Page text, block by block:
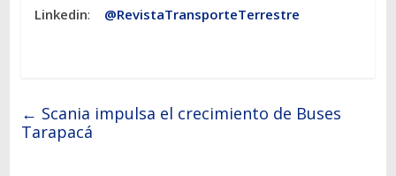
Linkedin: @RevistaTransporteTerrestre
← Scania impulsa el crecimiento de Buses
Tarapacá